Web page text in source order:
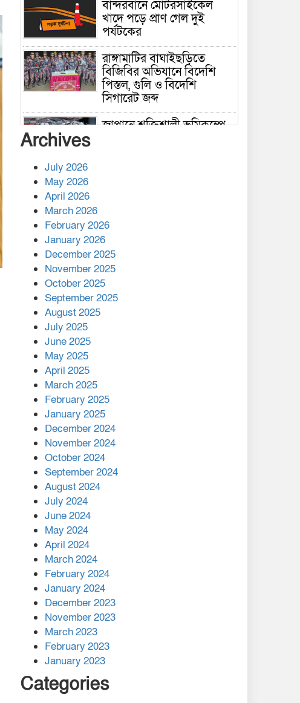
বান্দরবানে মোটরসাইকেল
খাদে পড়ে প্রাণ গেল দুই
পর্যটকের
রাঙ্গামাটির বাঘাইছড়িতে
বিজিবির অভিযানে বিদেশি
পিস্তল, গুলি ও বিদেশি
সিগারেট জব্দ
জাপানে শক্তিশালী ভূমিকম্পে
কাপ্তাই প্রেস ক্লাবের সভাপতি
মাহফুজ, সম্পাদক রিপন মারমা
নির্বাচিত
মালয়েশিয়ার প্রধানমন্ত্রীকে চিঠি
দেয়ার পর ফোন তারেক
রহমানের,গ্যাস সঙ্কট
মোকাবিলায় সহায়তার আশ্বাস
এক বিলিয়ন ডলার বিনিয়োগ
হবে আনোয়ারায়
বান্দরবানে বন্যায় ক্ষতিগ্রস্তদের
মাঝে সহায়তা দিলেন সাচিং প্রু
জেরী
Archives
July 2026
May 2026
April 2026
March 2026
February 2026
January 2026
December 2025
November 2025
October 2025
September 2025
August 2025
July 2025
June 2025
May 2025
April 2025
March 2025
February 2025
January 2025
December 2024
November 2024
October 2024
September 2024
August 2024
July 2024
June 2024
May 2024
April 2024
March 2024
February 2024
January 2024
December 2023
November 2023
March 2023
February 2023
January 2023
Categories